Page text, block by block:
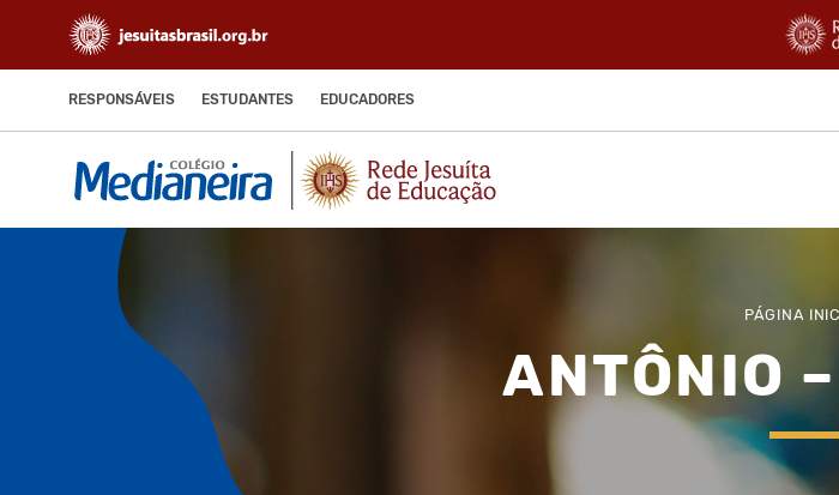
RESPONSÁVEIS ESTUDANTES EDUCADORES
PÁGINA
ANTÔNIO